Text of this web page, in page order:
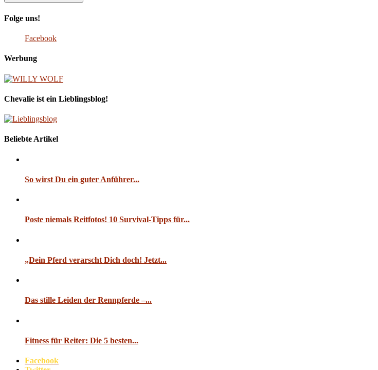
Folge uns!
Facebook
Werbung
Chevalie ist ein Lieblingsblog!
Beliebte Artikel
So wirst Du ein guter Anführer...
Poste niemals Reitfotos! 10 Survival-Tipps für...
„Dein Pferd verarscht Dich doch! Jetzt...
Das stille Leiden der Rennpferde –...
Fitness für Reiter: Die 5 besten...
Facebook